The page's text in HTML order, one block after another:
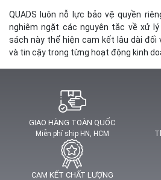
QUADS luôn nỗ lực bảo vệ quyền
nghiêm ngặt các nguyên tắc về xử
sách này thể hiện cam kết lâu dài đối
và tin cậy trong từng hoạt động kinh
GIAO HÀNG TOÀN QUỐC
Miễn phí ship HN, HCM
CAM KẾT CHẤT LƯỢNG